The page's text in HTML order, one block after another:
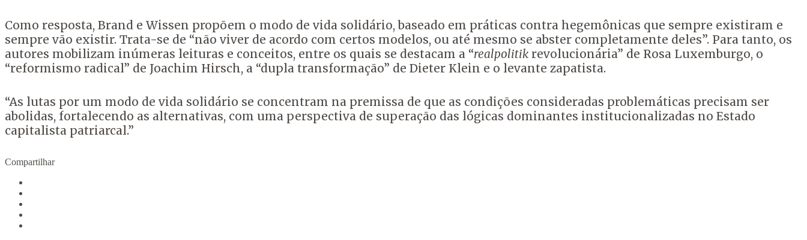
Como resposta, Brand e Wissen propõem o modo de vida solidário, baseado em práticas contra hegemônicas que sempre existiram e
sempre vão existir. Trata-se de “não viver de acordo com certos modelos, ou até mesmo se abster completamente deles”. Para tanto, os
autores mobilizam inúmeras leituras e conceitos, entre os quais se destacam a “realpolitik revolucionária” de Rosa Luxemburgo, o
“reformismo radical” de Joachim Hirsch, a “dupla transformação” de Dieter Klein e o levante zapatista.
“As lutas por um modo de vida solidário se concentram na premissa de que as condições consideradas problemáticas precisam ser
abolidas, fortalecendo as alternativas, com uma perspectiva de superação das lógicas dominantes institucionalizadas no Estado
capitalista patriarcal.”
Compartilhar